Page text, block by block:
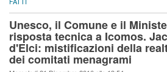
Unesco, il Comune e il
risposta tecnica a Icomos.
d'Elci: mistificazioni della
dei comitati menagrami